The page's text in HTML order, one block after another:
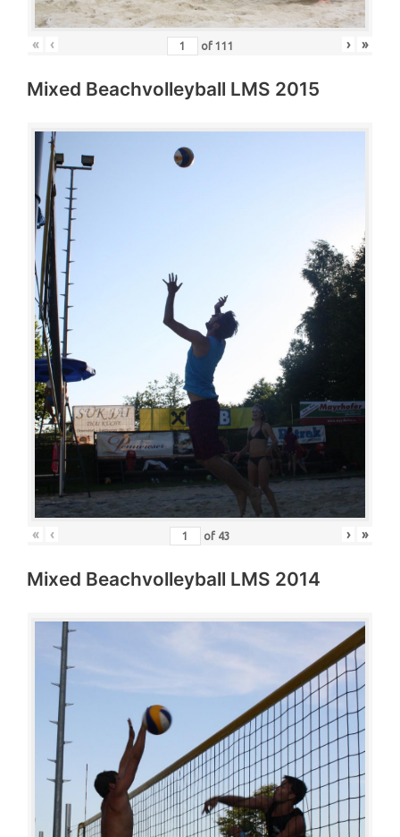
« ‹ of 111 › »
Mixed Beachvolleyball LMS 2015
« ‹ of 43 › »
Mixed Beachvolleyball LMS 2014